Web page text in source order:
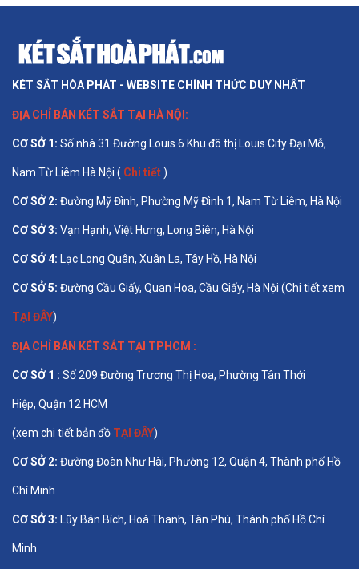
KÉT SẮT HÒA PHÁT - WEBSITE CHÍNH THỨC DUY NHẤT
ĐỊA CHỈ BÁN KÉT SẮT TẠI HÀ NỘI :
CƠ SỞ 1: Số nhà 31 Đường Louis 6 Khu đô thị Louis City Đại Mỗ,
Nam Từ Liêm Hà Nội ( Chi tiết)
CƠ SỞ 2: Đường Mỹ Đình, Phường Mỹ Đình 1, Nam Từ Liêm, Hà Nội
CƠ SỞ 3: Vạn Hạnh, Việt Hưng, Long Biên, Hà Nội
CƠ SỞ 4: Lạc Long Quân, Xuân La, Tây Hồ, Hà Nội
CƠ SỞ 5: Đường Cầu Giấy, Quan Hoa, Cầu Giấy, Hà Nội (Chi tiết xem
TẠI ĐÂY)
ĐỊA CHỈ BÁN KÉT SẮT TẠI TPHCM :
CƠ SỞ 1 : Số 209 Đường Trương Thị Hoa, Phường Tân Thới
Hiệp, Quận 12 HCM
(xem chi tiết bản đồ TẠI ĐÂY)
CƠ SỞ 2: Đường Đoàn Như Hài, Phường 12, Quận 4, Thành phố Hồ
Chí Minh
CƠ SỞ 3: Lũy Bán Bích, Hoà Thanh, Tân Phú, Thành phố Hồ Chí
Minh